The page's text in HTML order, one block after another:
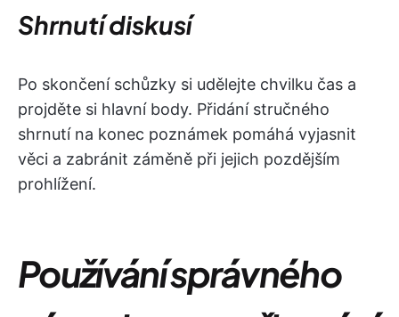
Shrnutí diskusí
Po skončení schůzky si udělejte chvilku čas a
projděte si hlavní body. Přidání stručného
shrnutí na konec poznámek pomáhá vyjasnit
věci a zabránit záměně při jejich pozdějším
prohlížení.
Používání správného